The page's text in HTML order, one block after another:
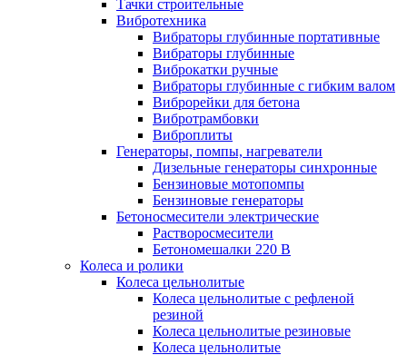
Тачки строительные
Вибротехника
Вибраторы глубинные портативные
Вибраторы глубинные
Виброкатки ручные
Вибраторы глубинные с гибким валом
Виброрейки для бетона
Вибротрамбовки
Виброплиты
Генераторы, помпы, нагреватели
Дизельные генераторы синхронные
Бензиновые мотопомпы
Бензиновые генераторы
Бетоносмесители электрические
Растворосмесители
Бетономешалки 220 В
Колеса и ролики
Колеса цельнолитые
Колеса цельнолитые с рефленой
резиной
Колеса цельнолитые резиновые
Колеса цельнолитые